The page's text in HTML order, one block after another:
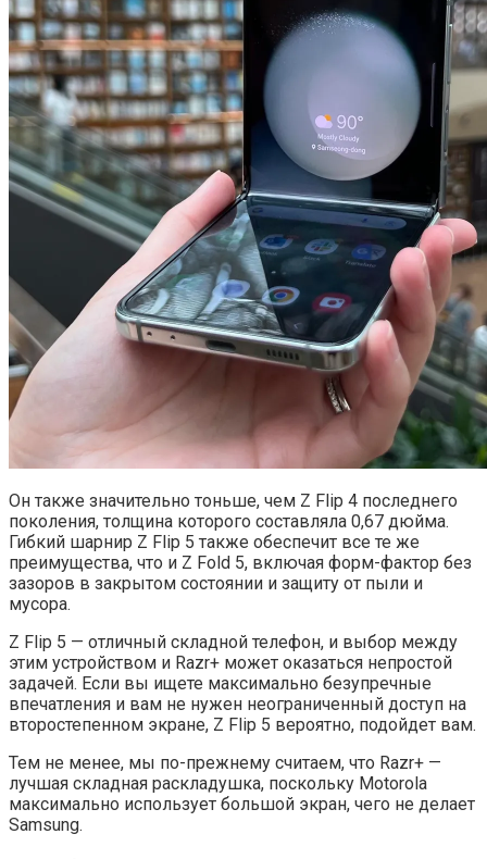
Он также значительно тоньше, чем Z Flip 4 последнего
поколения, толщина которого составляла 0,67 дюйма.
Гибкий шарнир Z Flip 5 также обеспечит все те же
преимущества, что и Z Fold 5, включая форм-фактор без
зазоров в закрытом состоянии и защиту от пыли и
мусора.
Z Flip 5 — отличный складной телефон, и выбор между
этим устройством и Razr+ может оказаться непростой
задачей. Если вы ищете максимально безупречные
впечатления и вам не нужен неограниченный доступ на
второстепенном экране, Z Flip 5 вероятно, подойдет вам.
Тем не менее, мы по-прежнему считаем, что Razr+ —
лучшая складная раскладушка, поскольку Motorola
максимально использует большой экран, чего не делает
Samsung.